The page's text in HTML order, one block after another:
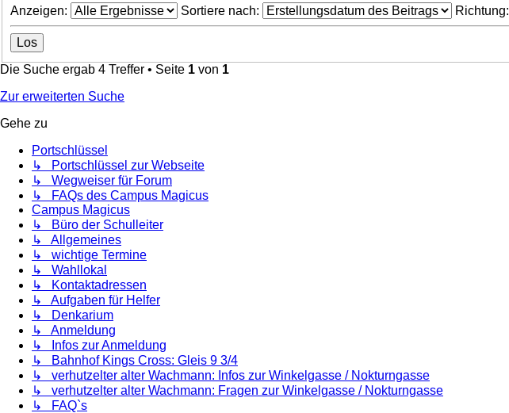
Anzeigen: Sortiere nach: Richtung:
Die Suche ergab 4 Treffer • Seite 1 von 1
Zur erweiterten Suche
Gehe zu
Portschlüssel
↳ Portschlüssel zur Webseite
↳ Wegweiser für Forum
↳ FAQs des Campus Magicus
Campus Magicus
↳ Büro der Schulleiter
↳ Allgemeines
↳ wichtige Termine
↳ Wahllokal
↳ Kontaktadressen
↳ Aufgaben für Helfer
↳ Denkarium
↳ Anmeldung
↳ Infos zur Anmeldung
↳ Bahnhof Kings Cross: Gleis 9 3/4
↳ verhutzelter alter Wachmann: Infos zur Winkelgasse / Nokturngasse
↳ verhutzelter alter Wachmann: Fragen zur Winkelgasse / Nokturngasse
↳ FAQ`s